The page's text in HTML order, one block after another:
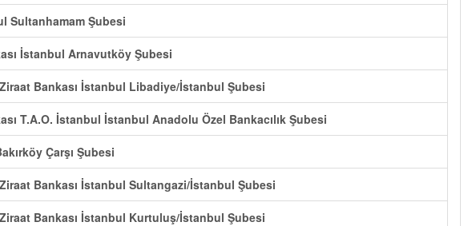
Sultanhamam Şubesi
İstanbul Arnavutköy Şubesi
Bankası İstanbul Libadiye/İstanbul Şubesi
T.A.O. İstanbul İstanbul Anadolu Özel Bankacılık Şubesi
Çarşı Şubesi
Bankası İstanbul Sultangazi/İstanbul Şubesi
Bankası İstanbul Kurtuluş/İstanbul Şubesi